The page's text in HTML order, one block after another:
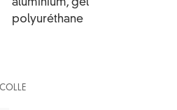
aluminium, gel
polyuréthane